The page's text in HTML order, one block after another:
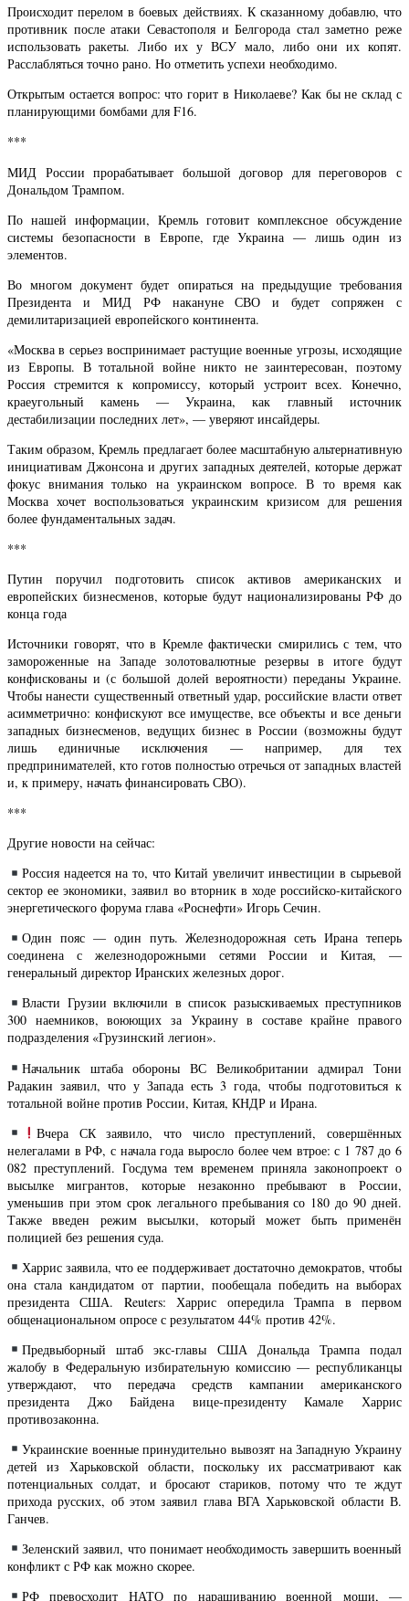
Происходит перелом в боевых действиях. К сказанному добавлю, что
противник после атаки Севастополя и Белгорода стал заметно реже
использовать ракеты. Либо их у ВСУ мало, либо они их копят.
Расслабляться точно рано. Но отметить успехи необходимо.
Открытым остается вопрос: что горит в Николаеве? Как бы не склад с
планирующими бомбами для F16.
***
МИД России прорабатывает большой договор для переговоров с
Дональдом Трампом.
По нашей информации, Кремль готовит комплексное обсуждение
системы безопасности в Европе, где Украина — лишь один из
элементов.
Во многом документ будет опираться на предыдущие требования
Президента и МИД РФ накануне СВО и будет сопряжен с
демилитаризацией европейского континента.
«Москва в серьез воспринимает растущие военные угрозы, исходящие
из Европы. В тотальной войне никто не заинтересован, поэтому
Россия стремится к копромиссу, который устроит всех. Конечно,
краеугольный камень — Украина, как главный источник
дестабилизации последних лет», — уверяют инсайдеры.
Таким образом, Кремль предлагает более масштабную альтернативную
инициативам Джонсона и других западных деятелей, которые держат
фокус внимания только на украинском вопросе. В то время как
Москва хочет воспользоваться украинским кризисом для решения
более фундаментальных задач.
***
Путин поручил подготовить список активов американских и
европейских бизнесменов, которые будут национализированы РФ до
конца года
Источники говорят, что в Кремле фактически смирились с тем, что
замороженные на Западе золотовалютные резервы в итоге будут
конфискованы и (с большой долей вероятности) переданы Украине.
Чтобы нанести существенный ответный удар, российские власти ответ
асимметрично: конфискуют все имуществе, все объекты и все деньги
западных бизнесменов, ведущих бизнес в России (возможны будут
лишь единичные исключения — например, для тех
предпринимателей, кто готов полностью отречься от западных властей
и, к примеру, начать финансировать СВО).
***
Другие новости на сейчас:
Россия надеется на то, что Китай увеличит инвестиции в сырьевой
сектор ее экономики, заявил во вторник в ходе российско-китайского
энергетического форума глава «Роснефти» Игорь Сечин.
Один пояс — один путь. Железнодорожная сеть Ирана теперь
соединена с железнодорожными сетями России и Китая, —
генеральный директор Иранских железных дорог.
Власти Грузии включили в список разыскиваемых преступников
300 наемников, воюющих за Украину в составе крайне правого
подразделения «Грузинский легион».
Начальник штаба обороны ВС Великобритании адмирал Тони
Радакин заявил, что у Запада есть 3 года, чтобы подготовиться к
тотальной войне против России, Китая, КНДР и Ирана.
Вчера СК заявило, что число преступлений, совершённых
нелегалами в РФ, с начала года выросло более чем втрое: с 1 787 до 6
082 преступлений. Госдума тем временем приняла законопроект о
высылке мигрантов, которые незаконно пребывают в России,
уменьшив при этом срок легального пребывания со 180 до 90 дней.
Также введен режим высылки, который может быть применён
полицией без решения суда.
Харрис заявила, что ее поддерживает достаточно демократов, чтобы
она стала кандидатом от партии, пообещала победить на выборах
президента США. Reuters: Харрис опередила Трампа в первом
общенациональном опросе с результатом 44% против 42%.
Предвыборный штаб экс-главы США Дональда Трампа подал
жалобу в Федеральную избирательную комиссию — республиканцы
утверждают, что передача средств кампании американского
президента Джо Байдена вице-президенту Камале Харрис
противозаконна.
Украинские военные принудительно вывозят на Западную Украину
детей из Харьковской области, поскольку их рассматривают как
потенциальных солдат, и бросают стариков, потому что те ждут
прихода русских, об этом заявил глава ВГА Харьковской области В.
Ганчев.
Зеленский заявил, что понимает необходимость завершить военный
конфликт с РФ как можно скорее.
РФ превосходит НАТО по наращиванию военной мощи, —